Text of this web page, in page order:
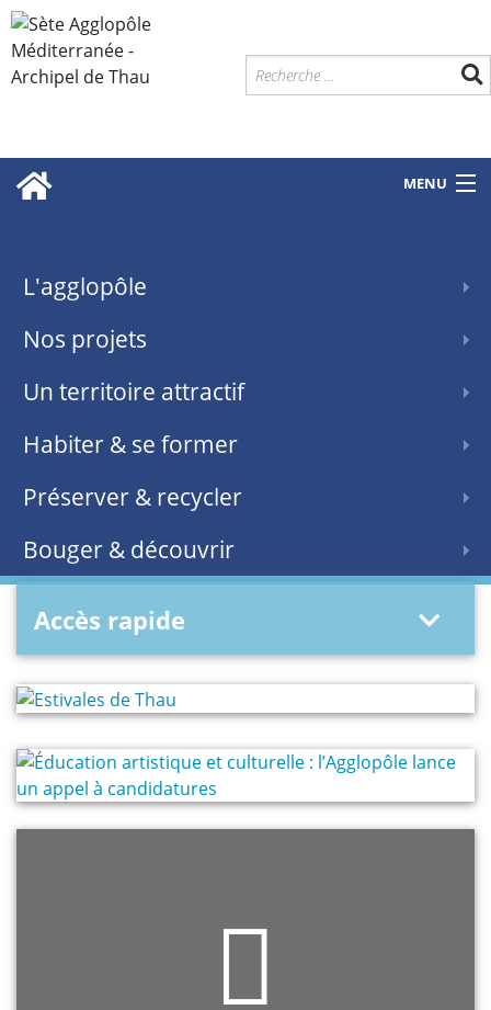
MENU
L'agglopôle
Nos projets
Un territoire attractif
Habiter & se former
Préserver & recycler
Bouger & découvrir
Accès rapide